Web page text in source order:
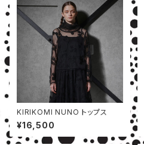
KIRIKOMI NUNO トップス
¥16,500